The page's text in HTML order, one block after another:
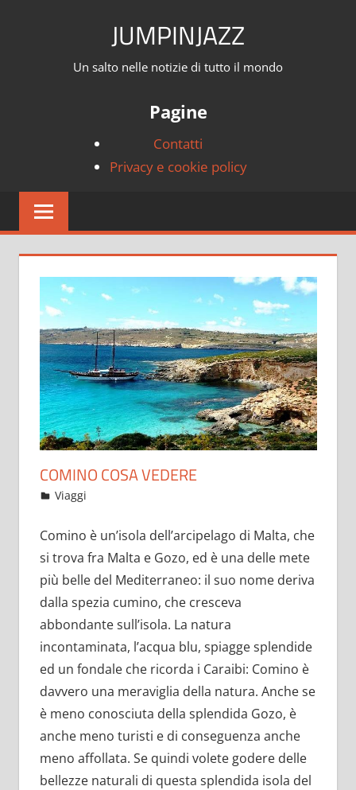
JUMPINJAZZ
Un salto nelle notizie di tutto il mondo
Pagine
Contatti
Privacy e cookie policy
COMINO COSA VEDERE
9 Marzo 2018
JumpinJazz
Viaggi
Comino è un’isola dell’arcipelago di Malta, che
si trova fra Malta e Gozo, ed è una delle mete
più belle del Mediterraneo: il suo nome deriva
dalla spezia cumino, che cresceva
abbondante sull’isola. La natura
incontaminata, l’acqua blu, spiagge splendide
ed un fondale che ricorda i Caraibi: Comino è
davvero una meraviglia della natura. Anche se
è meno conosciuta della splendida Gozo, è
anche meno turisti e di conseguenza anche
meno affollata. Se quindi volete godere delle
bellezze naturali di questa splendida isola del